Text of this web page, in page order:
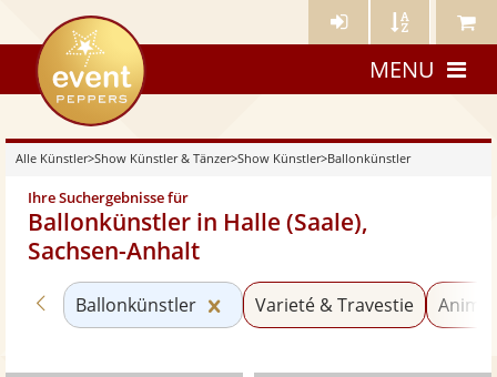
Künstler- Künstler Meine
eventpeppers
MENU
Alle Künstler>Show Künstler & Tänzer>Show Künstler>Ballonkünstler
Ihre Suchergebnisse für
Ballonkünstler in Halle (Saale),
Sachsen-Anhalt
Zurück zu «Show Künstler»
Ballonkünstler Kategorie «Ballonkünstler»
Varieté & Travestie